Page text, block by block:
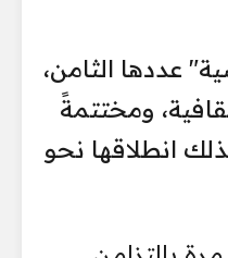
عددها الثامن،
ومختتمةً
انطلاقها نحو